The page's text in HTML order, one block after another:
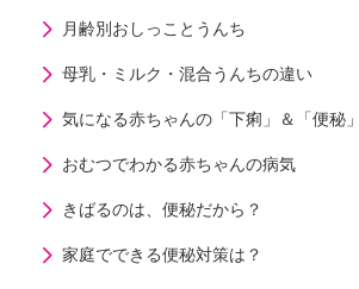
月齢別おしっことうんち
母乳・ミルク・混合うんちの違い
気になる赤ちゃんの「下痢」＆「便秘」
おむつでわかる赤ちゃんの病気
きばるのは、便秘だから？
家庭でできる便秘対策は？